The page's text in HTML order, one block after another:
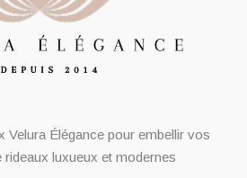
Velura Élégance pour embellir vos
rideaux luxueux et modernes